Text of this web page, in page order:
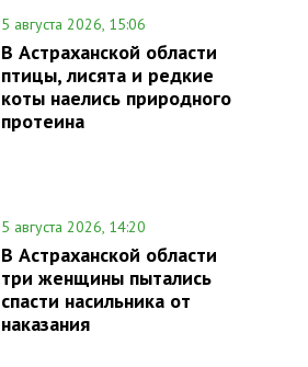
5 августа 2026, 15:06
В Астраханской области
птицы, лисята и редкие
коты наелись природного
протеина
5 августа 2026, 14:20
В Астраханской области
три женщины пытались
спасти насильника от
наказания